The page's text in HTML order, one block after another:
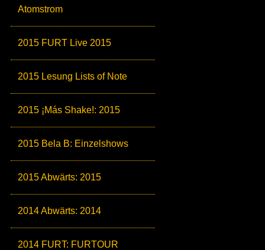
Atomstrom
2015 FURT Live 2015
2015 Lesung Lists of Note
2015 ¡Más Shake!: 2015
2015 Bela B: Einzelshows
2015 Abwärts: 2015
2014 Abwärts: 2014
2014 FURT: FURTOUR